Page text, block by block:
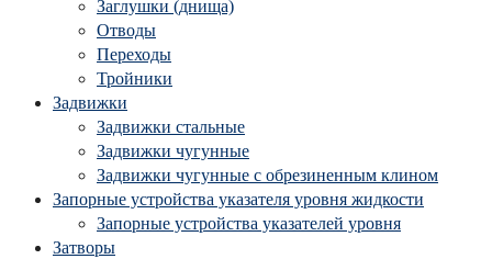
Заглушки (днища)
Отводы
Переходы
Тройники
Задвижки
Задвижки стальные
Задвижки чугунные
Задвижки чугунные с обрезиненным клином
Запорные устройства указателя уровня жидкости
Запорные устройства указателей уровня
Затворы